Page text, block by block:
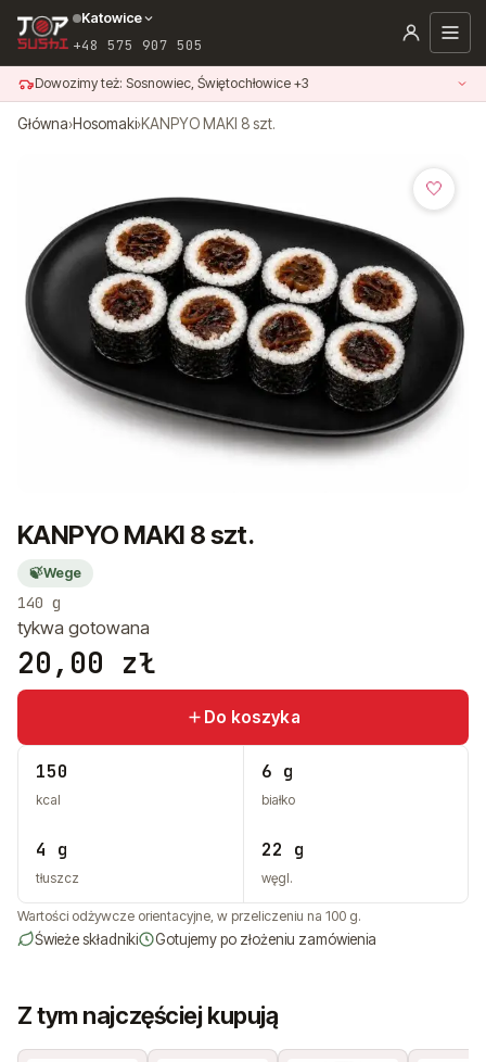
Przejdź
do
treści
Katowice
+48 575 907 505
PL
Dowozimy też: Sosnowiec, Świętochłowice +3
Główna›Hosomaki›KANPYO MAKI 8 szt.
🤍
KANPYO MAKI 8 szt.
🍃Wege
140 g
tykwa gotowana
20,00 zł
Do koszyka
150
kcal
6 g
białko
4 g
tłuszcz
22 g
węgl.
Wartości odżywcze orientacyjne, w przeliczeniu na 100 g.
Świeże składniki Gotujemy po złożeniu zamówienia
Z tym najczęściej kupują